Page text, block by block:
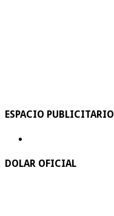
ESPACIO PUBLICITARIO
DOLAR OFICIAL